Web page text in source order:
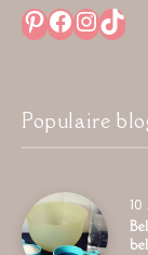
Pinterest
Populaire
10